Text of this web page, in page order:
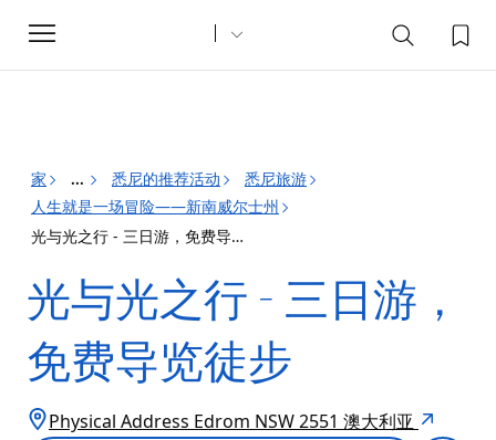
Toggle
navigation
家 ... 悉尼的推荐活动
悉尼旅游
人生就是一场冒险——新南威尔士州
光与光之行 - 三日游，免费导览徒步
光与光之行 - 三日游，
免费导览徒步
Physical Address Edrom NSW 2551 澳大利亚